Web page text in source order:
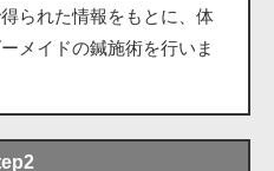
られた情報をもとに、体
メイドの鍼施術を行いま